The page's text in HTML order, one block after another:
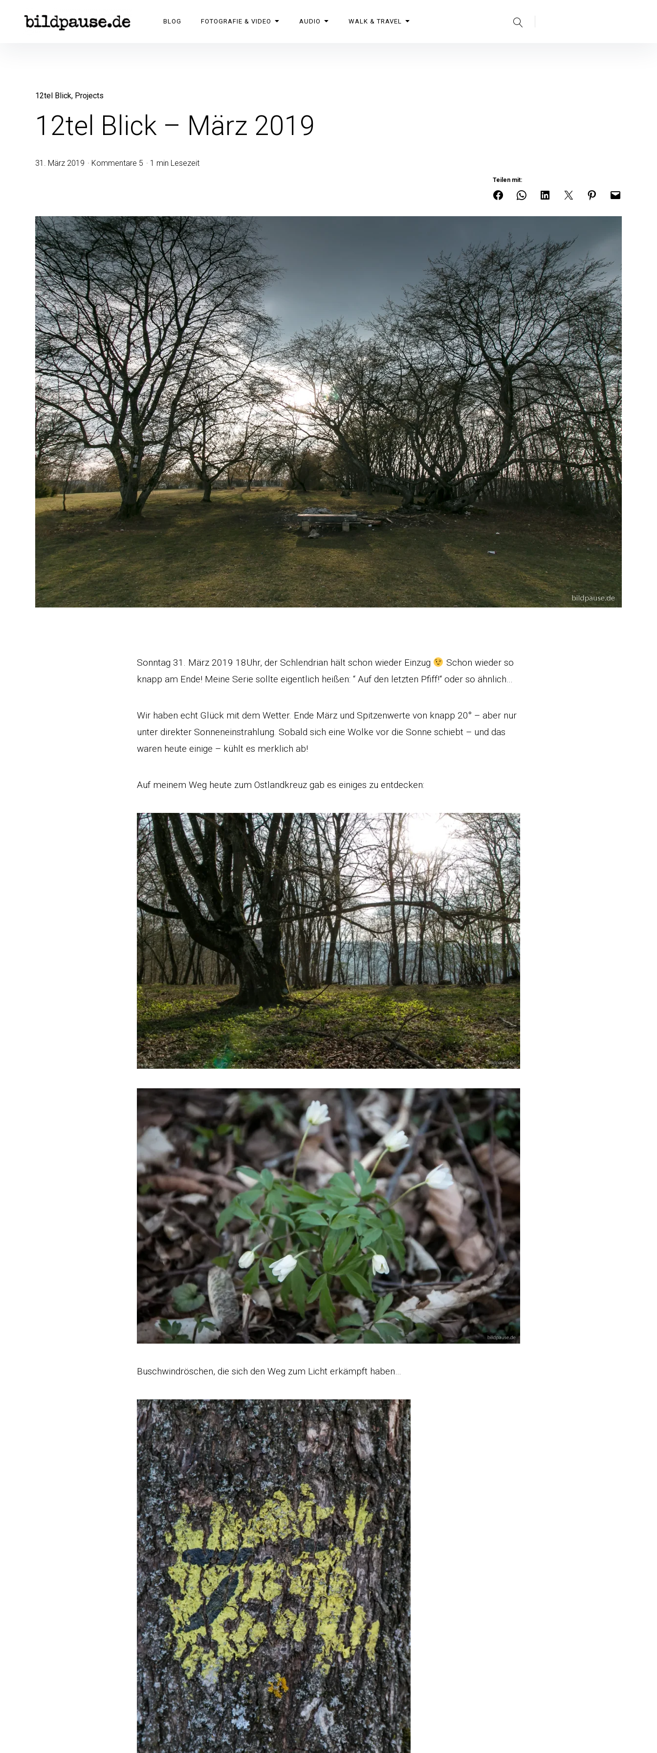
BILDPAUSE BLOG FOTOGRAFIE & VIDEO AUDIO WALK & TRAVEL
12tel Blick Projects
12tel Blick – März 2019
31. März 2019 Kommentare 5 1 min Lesezeit
Teilen mit:
Sonntag 31. März 2019 18Uhr, der Schlendrian hält schon wieder Einzug
Schon wieder so
knapp am Ende! Meine Serie sollte eigentlich heißen: “ Auf den letzten Pfiff!“ oder so ähnlich…
Wir haben echt Glück mit dem Wetter. Ende März und Spitzenwerte von knapp 20° – aber nur
unter direkter Sonneneinstrahlung. Sobald sich eine Wolke vor die Sonne schiebt – und das
waren heute einige – kühlt es merklich ab!
Auf meinem Weg heute zum Ostlandkreuz gab es einiges zu entdecken:
Buschwindröschen, die sich den Weg zum Licht erkämpft haben…